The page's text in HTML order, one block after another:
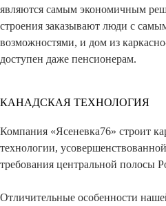
являются самым экономичным
строения заказывают люди с
возможностями, и дом из
доступен даже пенсионерам.
КАНАДСКАЯ ТЕХНОЛОГИЯ
Компания «Ясеневка76» строит
технологии,
требования центральной полосы
Отличительные особенности